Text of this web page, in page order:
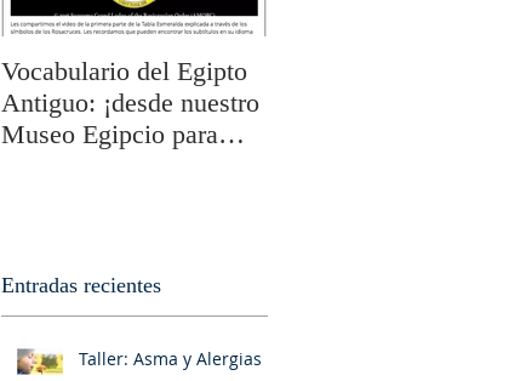
Vocabulario del Egipto
Antiguo: ¡desde nuestro
Museo Egipcio para
Entradas recientes
Taller: Asma y Alergias